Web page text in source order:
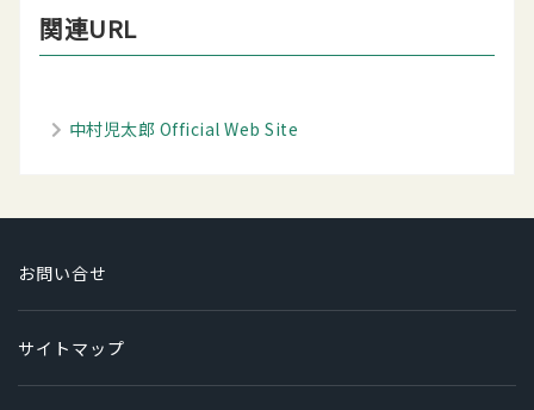
関連URL
中村児太郎 Official Web Site
お問い合せ
サイトマップ